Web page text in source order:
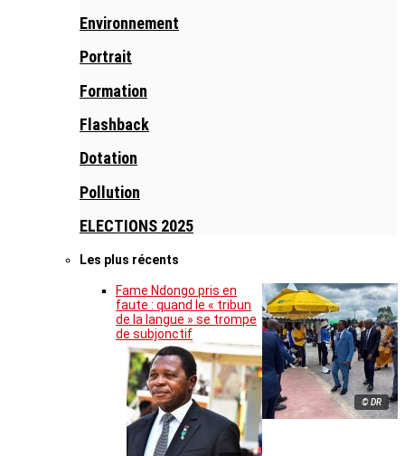
Environnement
Portrait
Formation
Flashback
Dotation
Pollution
ELECTIONS 2025
Les plus récents
© DR
Fame Ndongo pris en
faute : quand le « tribun
de la langue » se trompe
de subjonctif